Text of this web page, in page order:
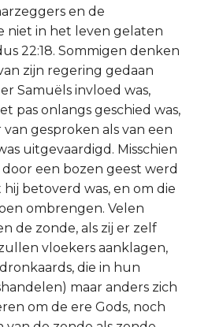
en de
niet in het leven gelaten
22:18. Sommigen denken
zijn regering gedaan
Samuëls invloed was,
pas onlangs geschied was,
gesproken als van een
uitgevaardigd. Misschien
een bozen geest werd
betoverd was, en om die
ombrengen. Velen
de zonde, als zij er zelf
vloekers aanklagen,
die in hun
maar anders zich
om de ere Gods, noch